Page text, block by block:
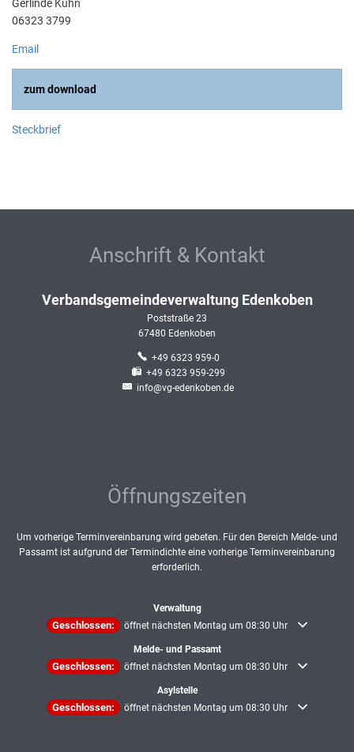
Gerlinde Kuhn
06323 3799
Email
zum download
Steckbrief
Anschrift & Kontakt
Verbandsgemeindeverwaltung Edenkoben
Poststraße 23
67480 Edenkoben
+49 6323 959-0
+49 6323 959-299
info@vg-edenkoben.de
Öffnungszeiten
Um vorherige Terminvereinbarung wird gebeten. Für den Bereich Melde- und
Passamt ist aufgrund der Termindichte eine vorherige Terminvereinbarung
erforderlich.
Verwaltung
Klicken, um weitere Öffnungs- oder Schließzeiten auszublenden
Geschlossen: öffnet nächsten Montag um 08:30 Uhr
Melde- und Passamt
Klicken, um weitere Öffnungs- oder Schließzeiten auszublenden
Geschlossen: öffnet nächsten Montag um 08:30 Uhr
Asylstelle
Klicken, um weitere Öffnungs- oder Schließzeiten auszublenden
Geschlossen: öffnet nächsten Montag um 08:30 Uhr